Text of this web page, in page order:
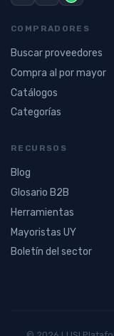
COMPRADORES
Buscar proveedores
Compra al por mayor
Catálogos
Categorías
RECURSOS
Blog
Glosario B2B
Herramientas
Mayoristas UY
Boletín del sector